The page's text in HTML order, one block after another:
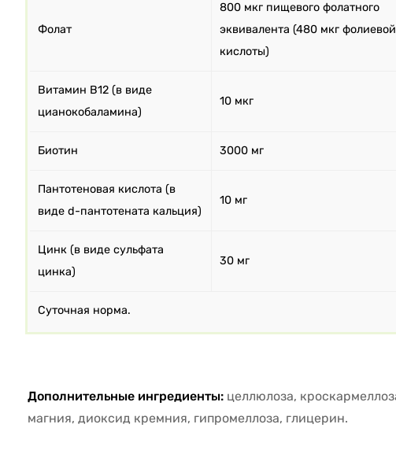
Фолат
800 мкг пищевого фолатного
эквивалента (480 мкг фолиевой
кислоты)
Витамин B12 (в виде
цианокобаламина)
10 мкг
Биотин 3000 мг
Пантотеновая кислота (в
виде d-пантотената кальция)
10 мг
Цинк (в виде сульфата
цинка)
30 мг
Суточная норма.
Дополнительные ингредиенты: целлюлоза,
магния, диоксид кремния, гипромеллоза, глицерин.